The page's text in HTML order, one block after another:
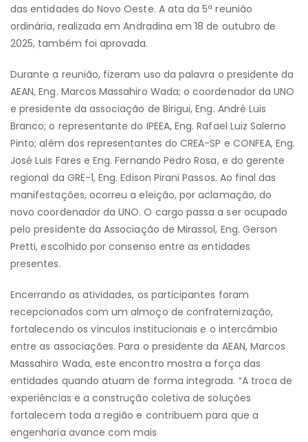
das entidades do Novo Oeste. A ata da 5ª reunião
ordinária, realizada em Andradina em 18 de outubro de
2025, também foi aprovada.
Durante a reunião, fizeram uso da palavra o presidente da
AEAN, Eng. Marcos Massahiro Wada; o coordenador da UNO
e presidente da associação de Birigui, Eng. André Luis
Branco; o representante do IPEEA, Eng. Rafael Luiz Salerno
Pinto; além dos representantes do CREA-SP e CONFEA, Eng.
José Luis Fares e Eng. Fernando Pedro Rosa, e do gerente
regional da GRE-1, Eng. Edison Pirani Passos. Ao final das
manifestações, ocorreu a eleição, por aclamação, do
novo coordenador da UNO. O cargo passa a ser ocupado
pelo presidente da Associação de Mirassol, Eng. Gerson
Pretti, escolhido por consenso entre as entidades
presentes.
Encerrando as atividades, os participantes foram
recepcionados com um almoço de confraternização,
fortalecendo os vínculos institucionais e o intercâmbio
entre as associações. Para o presidente da AEAN, Marcos
Massahiro Wada, este encontro mostra a força das
entidades quando atuam de forma integrada. “A troca de
experiências e a construção coletiva de soluções
fortalecem toda a região e contribuem para que a
engenharia avance com mais